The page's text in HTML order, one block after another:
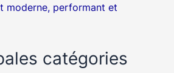
moderne, performant et
catégories